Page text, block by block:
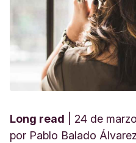
Long read
24 de
por Pablo Balado Álvarez